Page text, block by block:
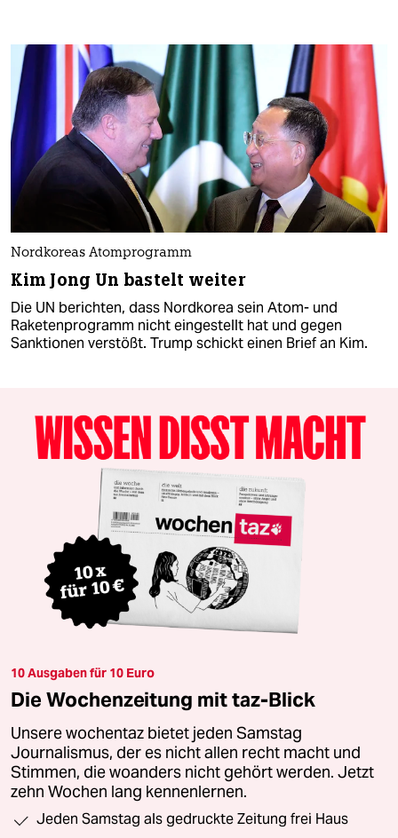
Nordkoreas Atomprogramm
Kim Jong Un bastelt weiter
Die UN berichten, dass Nordkorea sein Atom- und
Raketenprogramm nicht eingestellt hat und gegen
Sanktionen verstößt. Trump schickt einen Brief an Kim.
10 Ausgaben für 10 Euro
Die Wochenzeitung mit taz-Blick
Unsere wochentaz bietet jeden Samstag
Journalismus, der es nicht allen recht macht und
Stimmen, die woanders nicht gehört werden. Jetzt
zehn Wochen lang kennenlernen.
Jeden Samstag als gedruckte Zeitung frei Haus